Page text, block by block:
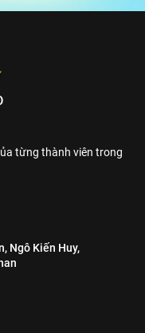
từng thành viên trong
Ngô Kiến Huy,